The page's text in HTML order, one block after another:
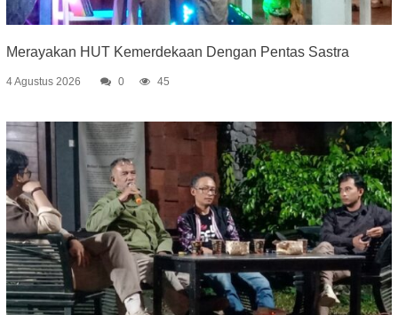
Merayakan HUT Kemerdekaan Dengan Pentas Sastra
4 Agustus 2026 0 45